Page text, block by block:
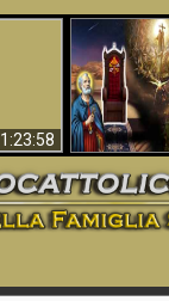
1:23:58
La Bibbia
70 anni